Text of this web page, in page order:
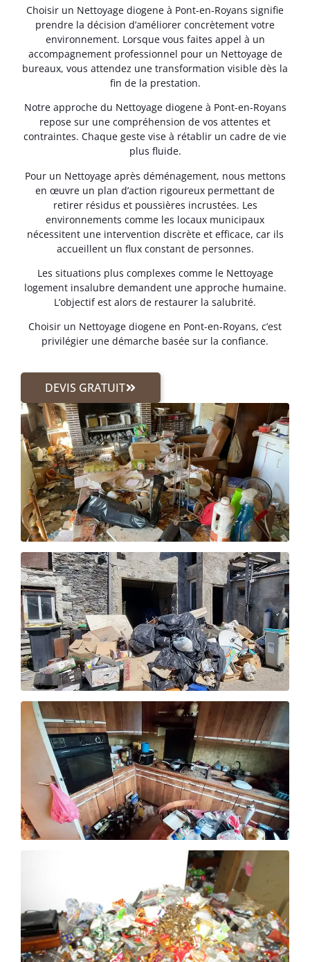
Choisir un Nettoyage diogene à Pont-en-Royans signifie
prendre la décision d’améliorer concrètement votre
environnement. Lorsque vous faites appel à un
accompagnement professionnel pour un Nettoyage de
bureaux, vous attendez une transformation visible dès la
fin de la prestation.
Notre approche du Nettoyage diogene à Pont-en-Royans
repose sur une compréhension de vos attentes et
contraintes. Chaque geste vise à rétablir un cadre de vie
plus fluide.
Pour un Nettoyage après déménagement, nous mettons
en œuvre un plan d’action rigoureux permettant de
retirer résidus et poussières incrustées. Les
environnements comme les locaux municipaux
nécessitent une intervention discrète et efficace, car ils
accueillent un flux constant de personnes.
Les situations plus complexes comme le Nettoyage
logement insalubre demandent une approche humaine.
L’objectif est alors de restaurer la salubrité.
Choisir un Nettoyage diogene en Pont-en-Royans, c’est
privilégier une démarche basée sur la confiance.
DEVIS GRATUIT